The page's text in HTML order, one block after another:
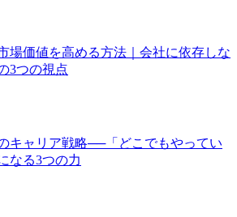
場価値を高める方法｜会社に依存しな
3つの視点
キャリア戦略──「どこでもやってい
なる3つの力